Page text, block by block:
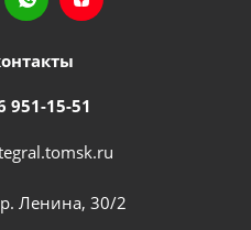
951-15-51
Ленина, 30/2